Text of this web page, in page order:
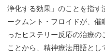
浄化する効果」のことを指す
ークムント・フロイドが、
ったヒステリー反応の治療
ことから、精神療法用語と